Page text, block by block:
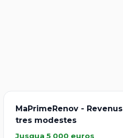
MaPrimeRenov - Revenus
tres modestes
Jusqua 5 000 euros